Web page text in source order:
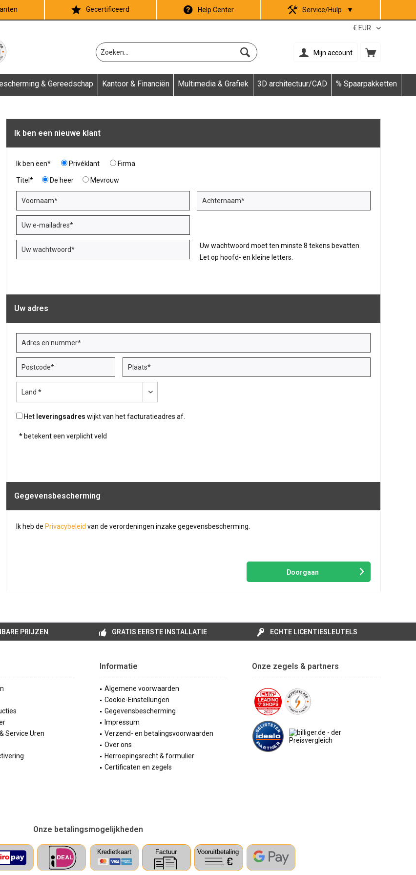
Gecertificeerd Help Center Service/Hulp ▼
Mijn account
& Gereedschap Kantoor & Financiën Multimedia & Grafiek 3D architectuur/CAD % Spaarpakketten
Ik ben een nieuwe klant
Ik ben een* Privéklant Firma
Titel* De heer Mevrouw
Uw wachtwoord moet ten minste 8 tekens bevatten.
Let op hoofd- en kleine letters.
Uw adres
Het leveringsadres wijkt van het facturatieadres af.
* betekent een verplicht veld
Gegevensbescherming
Ik heb de Privacybeleid van de verordeningen inzake gegevensbescherming.
Doorgaan
PRIJZEN GRATIS EERSTE INSTALLATIE ECHTE LICENTIESLEUTELS
Service Uren
Informatie
Algemene voorwaarden
Cookie-Einstellungen
Gegevensbescherming
Impressum
Verzend- en betalingsvoorwaarden
Over ons
Herroepingsrecht & formulier
Certificaten en zegels
Onze zegels & partners
Onze betalingsmogelijkheden